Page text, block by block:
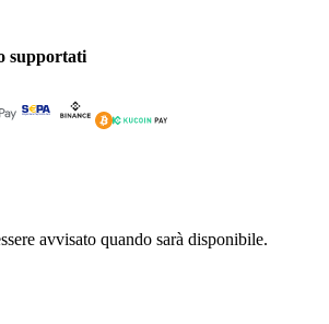
supportati
avvisato quando sarà disponibile.